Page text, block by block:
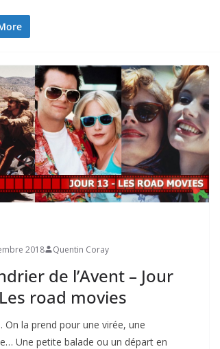
2018 Quentin Coray
de l’Avent – Jour
road movies
On la prend pour une virée, une
Une petite balade ou un départ en